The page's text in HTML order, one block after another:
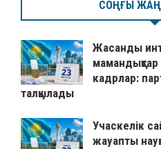
СОҢҒЫ
Жасанды
кадрлар:
талқылады
Учаскелік
жауапты